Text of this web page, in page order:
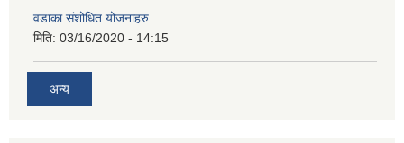
वडाका संशोधित योजनाहरु
मिति: 03/16/2020 - 14:15
अन्य